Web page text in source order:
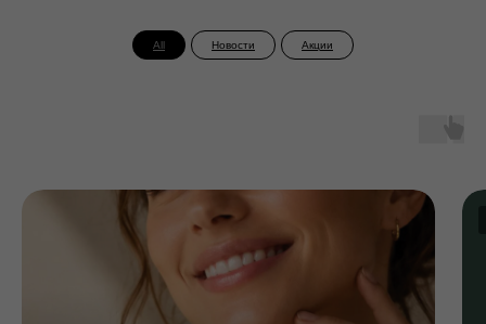
All Новости Акции